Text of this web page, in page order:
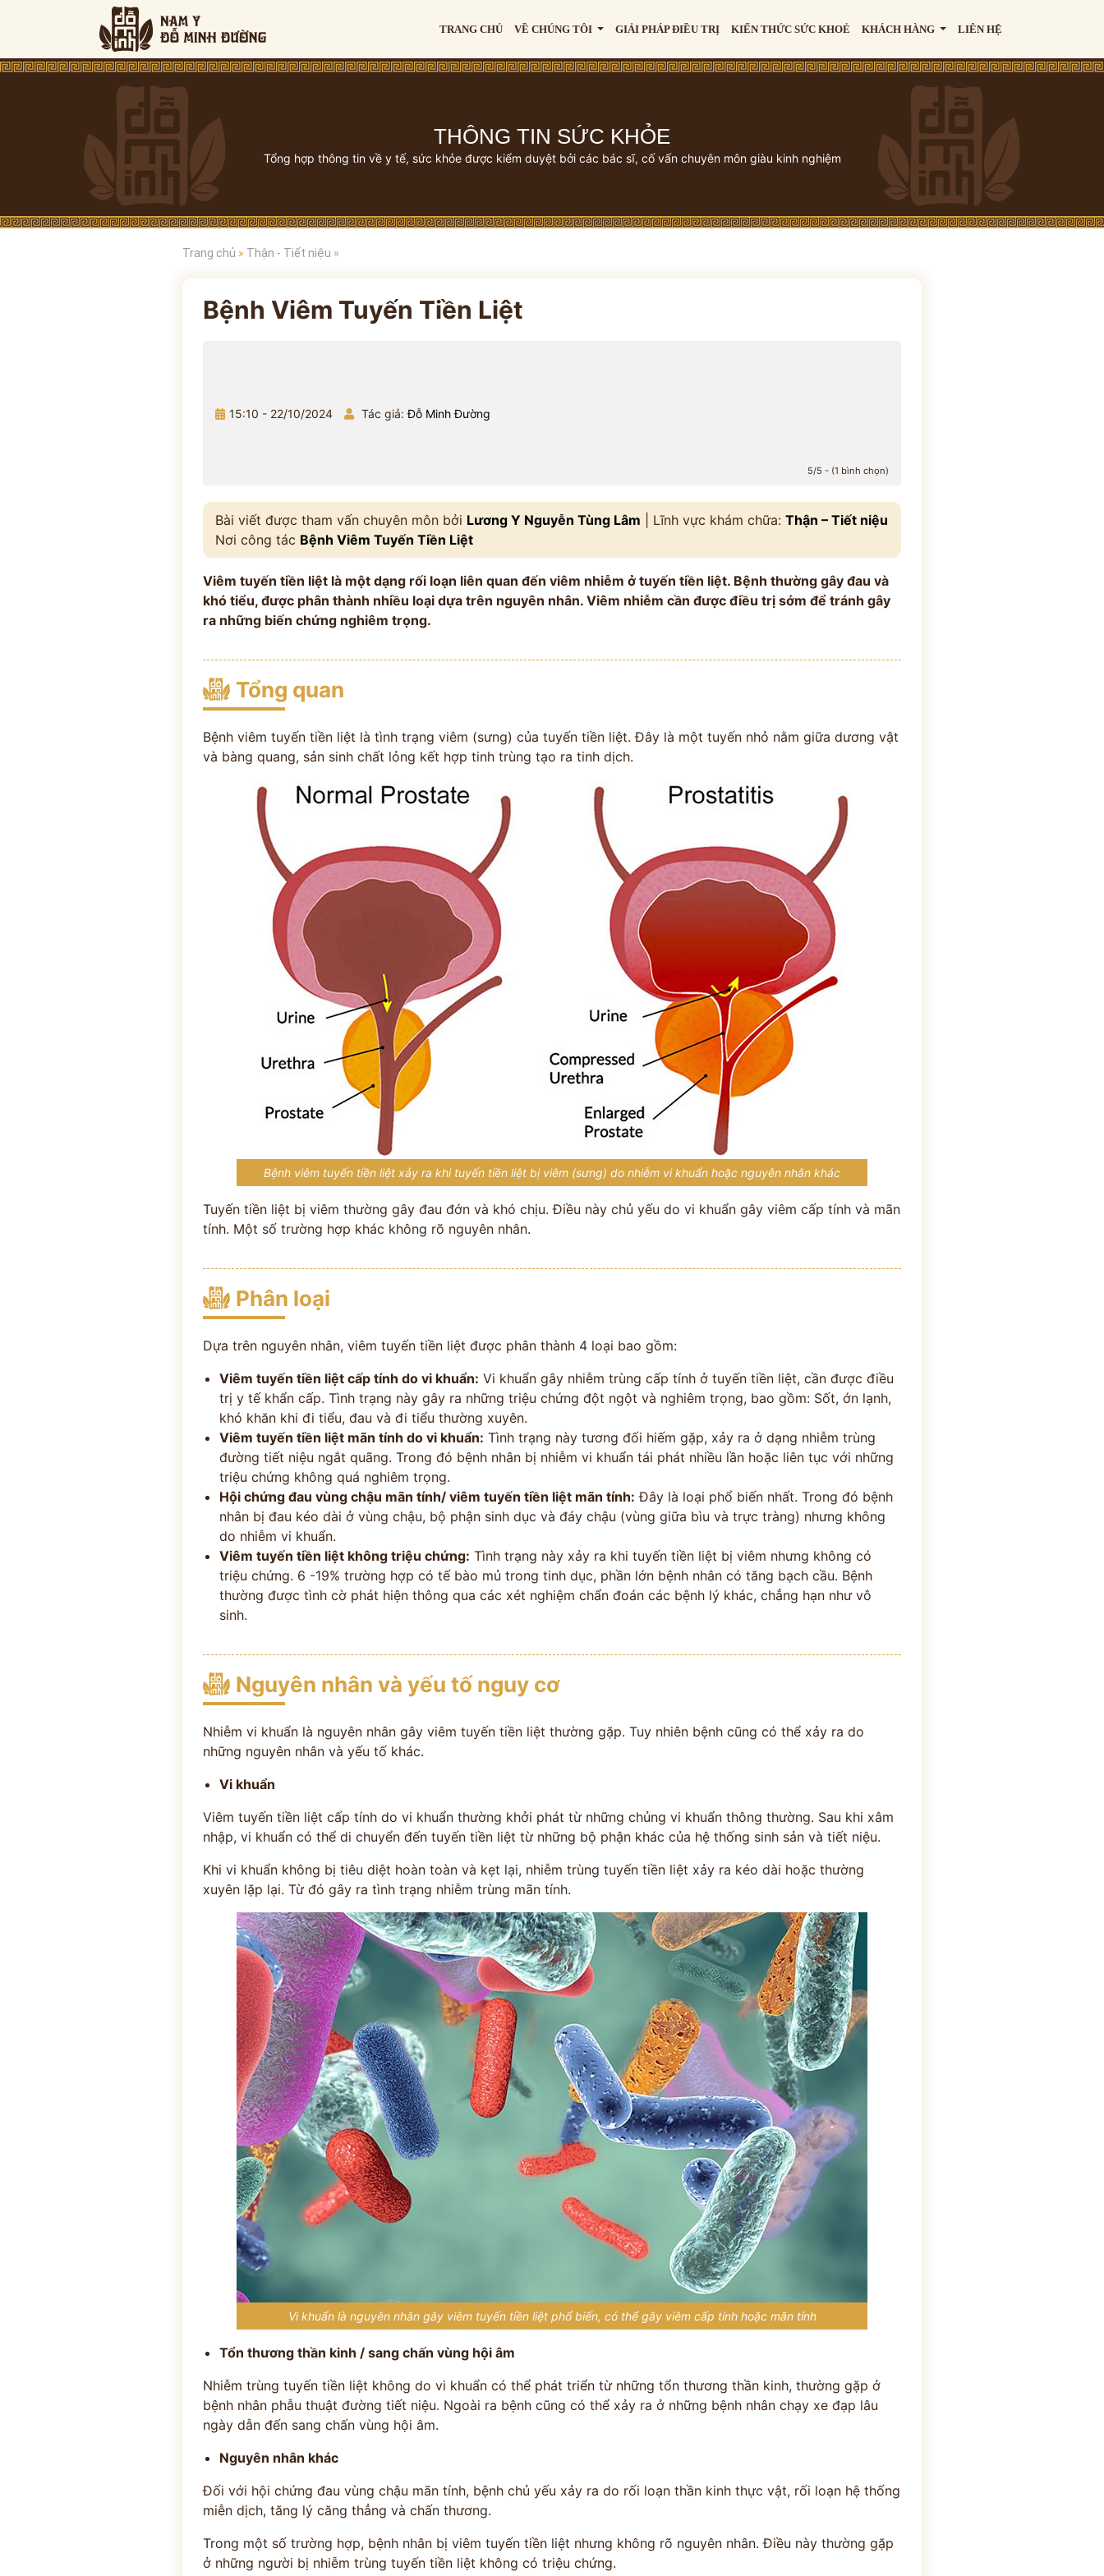
TRANG CHỦ VỀ CHÚNG TÔI GIẢI PHÁP ĐIỀU TRỊ KIẾN THỨC SỨC KHOẺ KHÁCH HÀNG LIÊN HỆ
THÔNG TIN SỨC KHỎE
Tổng hợp thông tin về y tế, sức khỏe được kiểm duyệt bởi các bác sĩ, cố vấn chuyên môn giàu kinh nghiệm
Trang chủ » Thận - Tiết niệu »
Bệnh Viêm Tuyến Tiền Liệt
15:10 - 22/10/2024 Tác giả:Đỗ Minh Đường
5/5 - (1 bình chọn)
Bài viết được tham vấn chuyên môn bởi Lương Y Nguyễn Tùng Lâm | Lĩnh vực khám chữa: Thận – Tiết niệu
Nơi công tác Bệnh Viêm Tuyến Tiền Liệt
Viêm tuyến tiền liệt là một dạng rối loạn liên quan đến viêm nhiễm ở tuyến tiền liệt. Bệnh thường gây đau và
khó tiểu, được phân thành nhiều loại dựa trên nguyên nhân. Viêm nhiễm cần được điều trị sớm để tránh gây
ra những biến chứng nghiêm trọng.
Tổng quan
Bệnh viêm tuyến tiền liệt là tình trạng viêm (sưng) của tuyến tiền liệt. Đây là một tuyến nhỏ nằm giữa dương vật
và bàng quang, sản sinh chất lỏng kết hợp tinh trùng tạo ra tinh dịch.
Bệnh viêm tuyến tiền liệt xảy ra khi tuyến tiền liệt bị viêm (sưng) do nhiễm vi khuẩn hoặc nguyên nhân khác
Tuyến tiền liệt bị viêm thường gây đau đớn và khó chịu. Điều này chủ yếu do vi khuẩn gây viêm cấp tính và mãn
tính. Một số trường hợp khác không rõ nguyên nhân.
Phân loại
Dựa trên nguyên nhân, viêm tuyến tiền liệt được phân thành 4 loại bao gồm:
Viêm tuyến tiền liệt cấp tính do vi khuẩn: Vi khuẩn gây nhiễm trùng cấp tính ở tuyến tiền liệt, cần được điều
trị y tế khẩn cấp. Tình trạng này gây ra những triệu chứng đột ngột và nghiêm trọng, bao gồm: Sốt, ớn lạnh,
khó khăn khi đi tiểu, đau và đi tiểu thường xuyên.
Viêm tuyến tiền liệt mãn tính do vi khuẩn: Tình trạng này tương đối hiếm gặp, xảy ra ở dạng nhiễm trùng
đường tiết niệu ngắt quãng. Trong đó bệnh nhân bị nhiễm vi khuẩn tái phát nhiều lần hoặc liên tục với những
triệu chứng không quá nghiêm trọng.
Hội chứng đau vùng chậu mãn tính/ viêm tuyến tiền liệt mãn tính: Đây là loại phổ biến nhất. Trong đó bệnh
nhân bị đau kéo dài ở vùng chậu, bộ phận sinh dục và đáy chậu (vùng giữa bìu và trực tràng) nhưng không
do nhiễm vi khuẩn.
Viêm tuyến tiền liệt không triệu chứng: Tình trạng này xảy ra khi tuyến tiền liệt bị viêm nhưng không có
triệu chứng. 6 -19% trường hợp có tế bào mủ trong tinh dục, phần lớn bệnh nhân có tăng bạch cầu. Bệnh
thường được tình cờ phát hiện thông qua các xét nghiệm chẩn đoán các bệnh lý khác, chẳng hạn như vô
sinh.
Nguyên nhân và yếu tố nguy cơ
Nhiễm vi khuẩn là nguyên nhân gây viêm tuyến tiền liệt thường gặp. Tuy nhiên bệnh cũng có thể xảy ra do
những nguyên nhân và yếu tố khác.
Vi khuẩn
Viêm tuyến tiền liệt cấp tính do vi khuẩn thường khởi phát từ những chủng vi khuẩn thông thường. Sau khi xâm
nhập, vi khuẩn có thể di chuyển đến tuyến tiền liệt từ những bộ phận khác của hệ thống sinh sản và tiết niệu.
Khi vi khuẩn không bị tiêu diệt hoàn toàn và kẹt lại, nhiễm trùng tuyến tiền liệt xảy ra kéo dài hoặc thường
xuyên lặp lại. Từ đó gây ra tình trạng nhiễm trùng mãn tính.
Vi khuẩn là nguyên nhân gây viêm tuyến tiền liệt phổ biến, có thể gây viêm cấp tính hoặc mãn tính
Tổn thương thần kinh / sang chấn vùng hội âm
Nhiễm trùng tuyến tiền liệt không do vi khuẩn có thể phát triển từ những tổn thương thần kinh, thường gặp ở
bệnh nhân phẫu thuật đường tiết niệu. Ngoài ra bệnh cũng có thể xảy ra ở những bệnh nhân chạy xe đạp lâu
ngày dẫn đến sang chấn vùng hội âm.
Nguyên nhân khác
Đối với hội chứng đau vùng chậu mãn tính, bệnh chủ yếu xảy ra do rối loạn thần kinh thực vật, rối loạn hệ thống
miễn dịch, tăng lý căng thẳng và chấn thương.
Trong một số trường hợp, bệnh nhân bị viêm tuyến tiền liệt nhưng không rõ nguyên nhân. Điều này thường gặp
ở những người bị nhiễm trùng tuyến tiền liệt không có triệu chứng.
ĐĂNG KÝ TƯ VẤN
THĂM KHÁM
CÙNG CHUYÊN GIA Y HỌC CỔ TRUYỀN
Bác sĩ >20 năm kinh
nghiệm
Phác đồ cá nhân hóa
theo thể trạng
Bảo mật thông tin tuyệt
đối
*
ĐĂNG KÝ TƯ VẤN »
ĐĂNG KÝ ĐẾN KHÁM TRỰC TIẾP
Thông tin của bạn được bảo mật và chỉ sử dụng cho mục đích tư vấn.
ĐỖ MINH ĐƯỜNG
HOTLINE TƯ VẤN
0962 167 835
THỜI GIAN LÀM VIỆC
8h00 - 17h30 (Tất cả các ngày
trong tuần)